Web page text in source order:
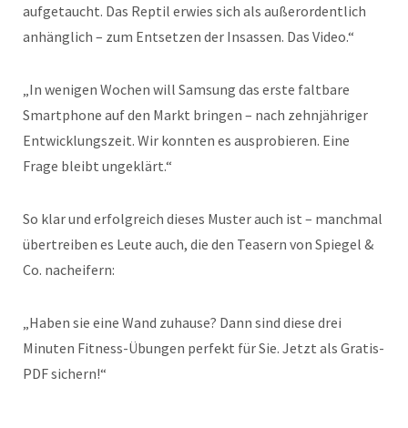
aufgetaucht. Das Reptil erwies sich als außerordentlich
anhänglich – zum Entsetzen der Insassen. Das Video.“
„In wenigen Wochen will Samsung das erste faltbare
Smartphone auf den Markt bringen – nach zehnjähriger
Entwicklungszeit. Wir konnten es ausprobieren. Eine
Frage bleibt ungeklärt.“
So klar und erfolgreich dieses Muster auch ist – manchmal
übertreiben es Leute auch, die den Teasern von Spiegel &
Co. nacheifern:
„Haben sie eine Wand zuhause? Dann sind diese drei
Minuten Fitness-Übungen perfekt für Sie. Jetzt als Gratis-
PDF sichern!“